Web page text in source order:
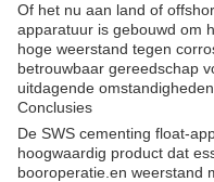
Of het nu aan land of
apparatuur is gebouwd om
hoge weerstand tegen
betrouwbaar gereedschap
uitdagende omstandigheden.
Conclusies
De SWS cementing float-
hoogwaardig product dat
booroperatie.en weerstand